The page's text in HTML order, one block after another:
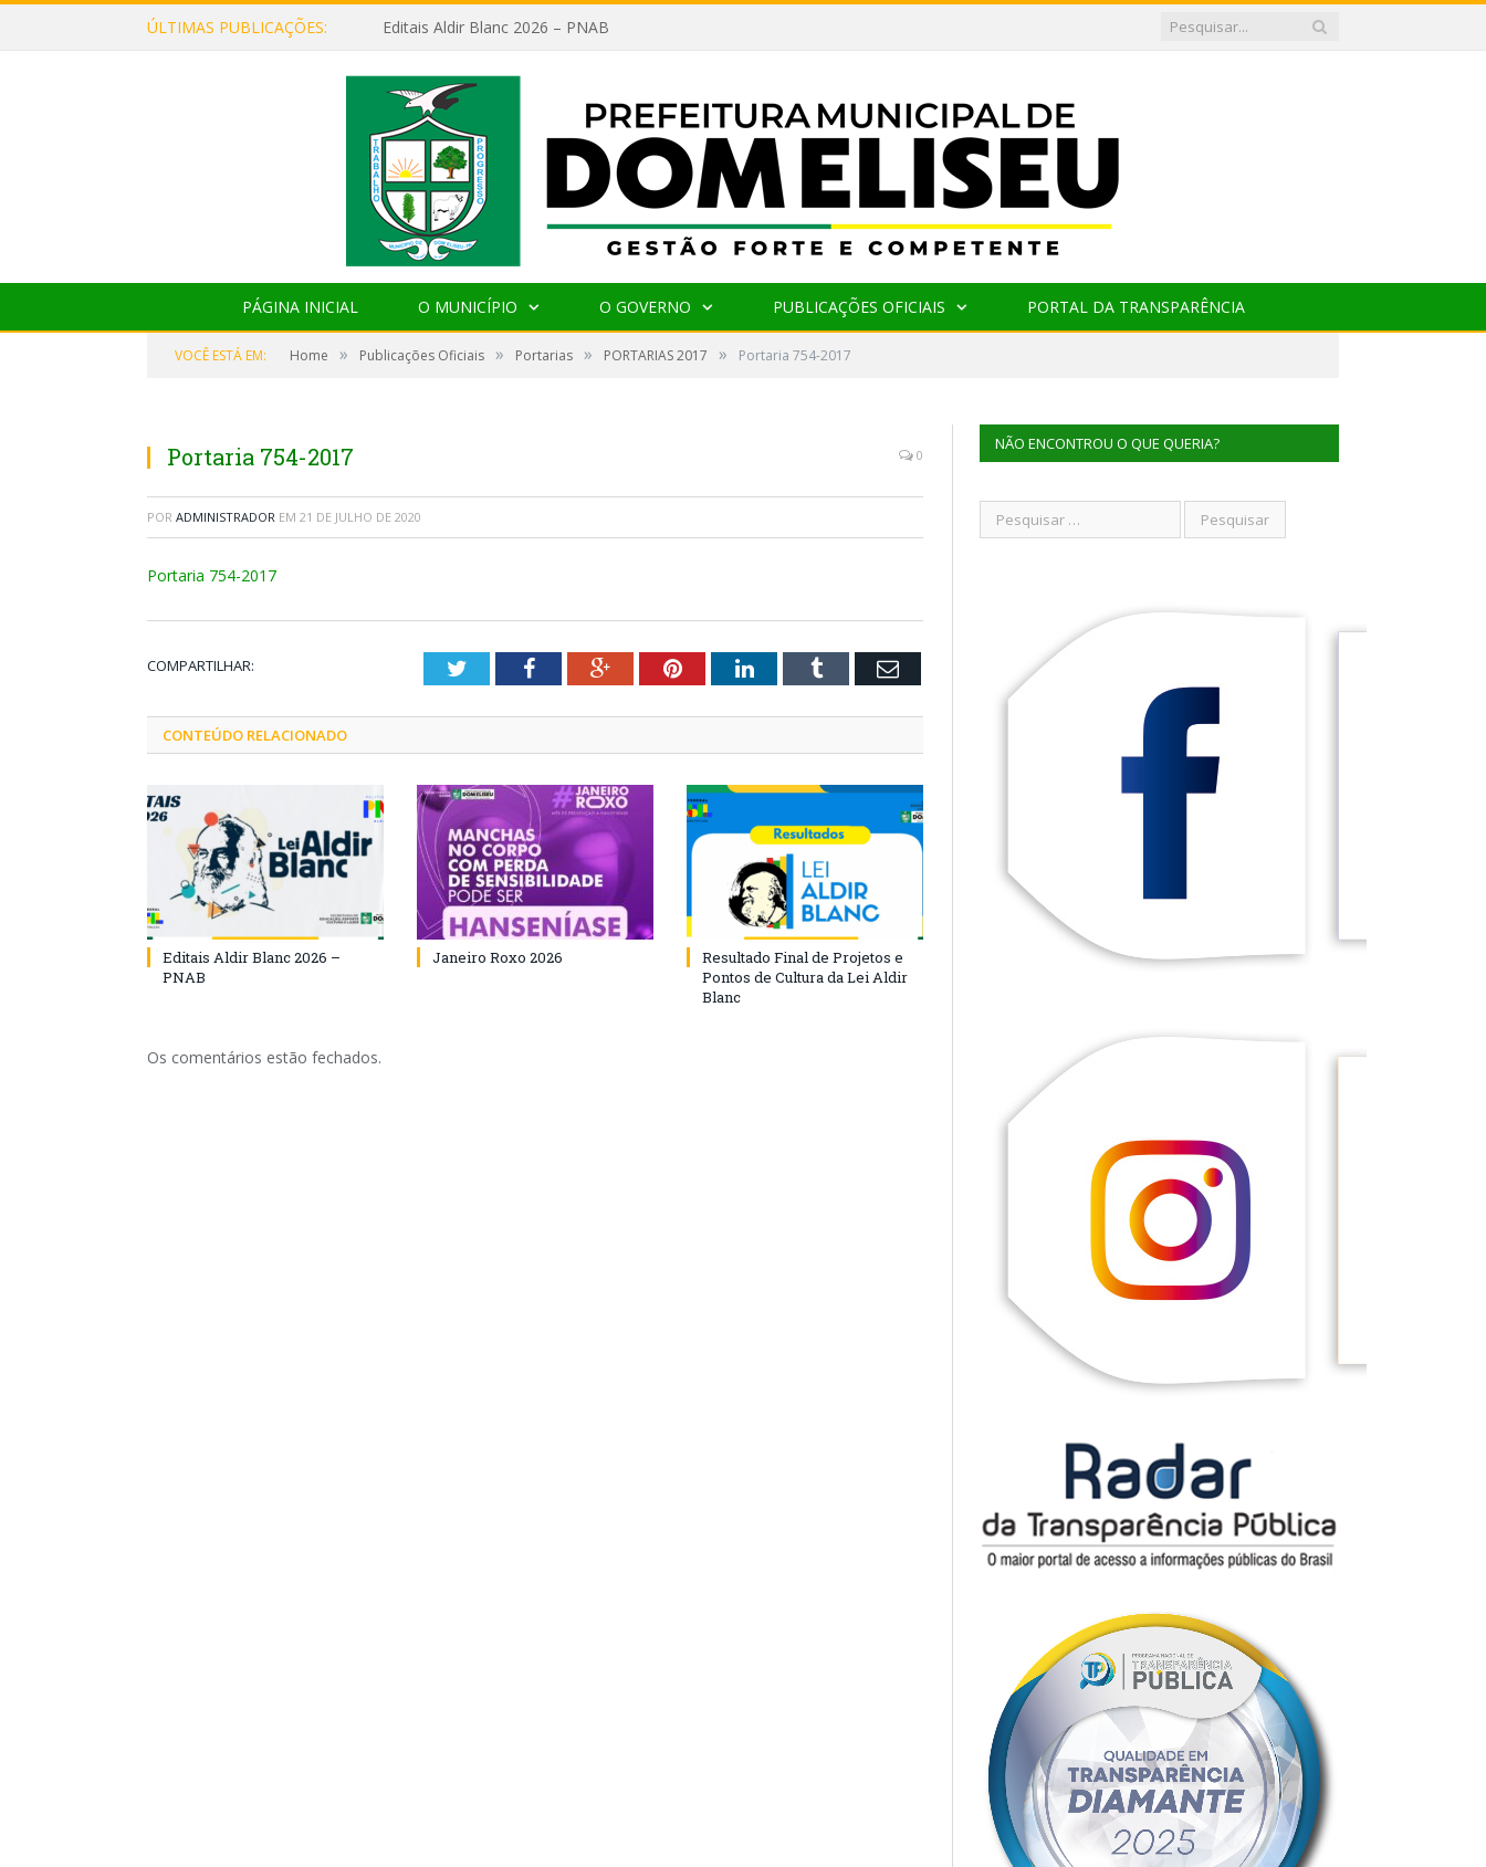
ÚLTIMAS PUBLICAÇÕES: Editais Aldir Blanc 2026 – PNAB
PÁGINA INICIAL O MUNICÍPIO O GOVERNO PUBLICAÇÕES OFICIAIS PORTAL DA TRANSPARÊNCIA
VOCÊ ESTÁ EM: Home » Publicações Oficiais » Portarias » PORTARIAS 2017 » Portaria 754-2017
Portaria 754-2017 0
POR ADMINISTRADOR EM 21 DE JULHO DE 2020
Portaria 754-2017
COMPARTILHAR: TwitterFacebookGoogle+PinterestLinkedInTumblr Email
CONTEÚDO RELACIONADO
Editais Aldir Blanc 2026 –
PNAB
Janeiro Roxo 2026
Resultado Final de Projetos e
Pontos de Cultura da Lei Aldir
Blanc
Os comentários estão fechados.
NÃO ENCONTROU O QUE QUERIA?